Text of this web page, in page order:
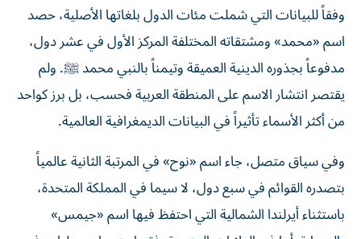
وفقاً للبيانات التي شملت مئات الدول بلغاتها الأصلية، حصد
اسم «محمد» ومشتقاته المختلفة المركز الأول في عشر دول،
مدفوعاً بجذوره الدينية العميقة وتيمناً بالنبي محمد ﷺ. ولم
يقتصر انتشار الاسم على المنطقة العربية فحسب، بل برز كواحد
من أكثر الأسماء تأثيراً في البيانات الديمغرافية العالمية.
وفي سياق متصل، جاء اسم «نوح» في المرتبة الثانية عالمياً
بتصدره القوائم في سبع دول، لا سيما في المملكة المتحدة،
باستثناء أيرلندا الشمالية التي احتفظ فيها اسم «جيمس»